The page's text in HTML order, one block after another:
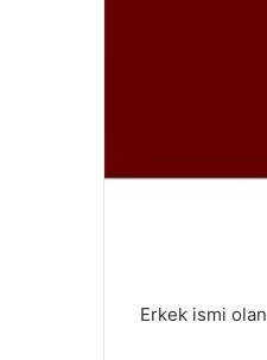
Erkek ismi olan